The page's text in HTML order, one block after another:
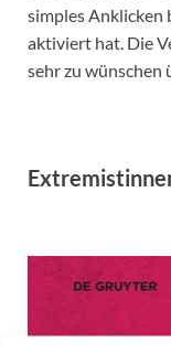
simples Anklicken
aktiviert hat. Die
sehr zu wünschen